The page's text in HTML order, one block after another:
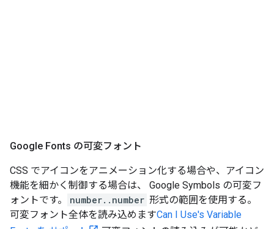
Google Fonts の可変フォント
CSS でアイコンをアニメーション化する場合や、アイコン
機能を細かく制御する場合は、 Google Symbols の可変フ
ォントです。
number..number 形式の範囲を使用する。
可変フォント全体を読み込めますCan I Use's Variable